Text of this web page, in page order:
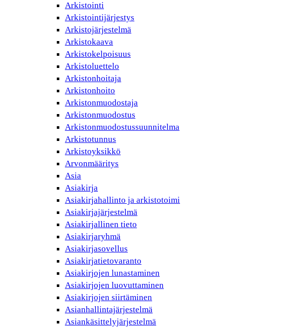
Arkistointi
Arkistointijärjestys
Arkistojärjestelmä
Arkistokaava
Arkistokelpoisuus
Arkistoluettelo
Arkistonhoitaja
Arkistonhoito
Arkistonmuodostaja
Arkistonmuodostus
Arkistonmuodostussuunnitelma
Arkistotunnus
Arkistoyksikkö
Arvonmääritys
Asia
Asiakirja
Asiakirjahallinto ja arkistotoimi
Asiakirjajärjestelmä
Asiakirjallinen tieto
Asiakirjaryhmä
Asiakirjasovellus
Asiakirjatietovaranto
Asiakirjojen lunastaminen
Asiakirjojen luovuttaminen
Asiakirjojen siirtäminen
Asianhallintajärjestelmä
Asiankäsittelyjärjestelmä